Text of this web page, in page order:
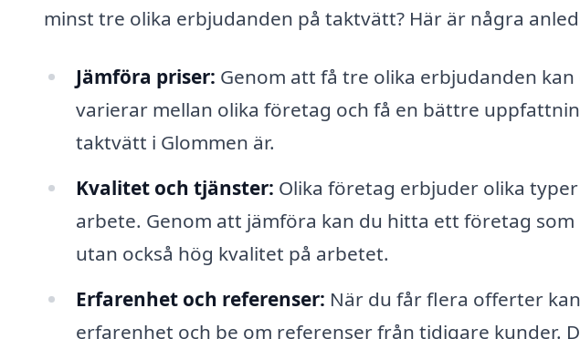
minst tre olika erbjudanden på taktvätt? Här är några
Jämföra priser: Genom att få tre olika erbjudanden
varierar mellan olika företag och få en bättre
taktvätt i Glommen är.
Kvalitet och tjänster: Olika företag erbjuder olika
arbete. Genom att jämföra kan du hitta ett företag
utan också hög kvalitet på arbetet.
Erfarenhet och referenser: När du får flera offerter
erfarenhet och be om referenser från tidigare kunder.